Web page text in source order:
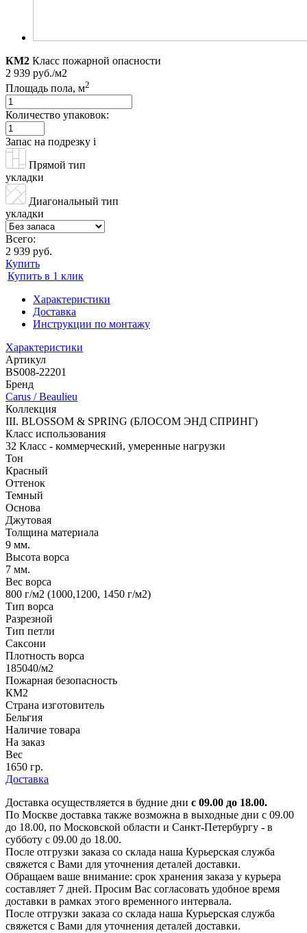
КМ2 Класс пожарной опасности
2 939 руб./м2
Площадь пола, м2
Количество упаковок:
Запас на подрезку i
Прямой тип
укладки
Диагональный тип
укладки
Всего:
2 939 руб.
Купить
Купить в 1 клик
Характеристики
Доставка
Инструкции по монтажу
Характеристики
Артикул
BS008-22201
Бренд
Carus / Beaulieu
Коллекция
III. BLOSSOM & SPRING (БЛОСОМ ЭНД СПРИНГ)
Класс использования
32 Класс - коммерческий, умеренные нагрузки
Тон
Красный
Оттенок
Темный
Основа
Джутовая
Толщина материала
9 мм.
Высота ворса
7 мм.
Вес ворса
800 г/м2 (1000,1200, 1450 г/м2)
Тип ворса
Разрезной
Тип петли
Саксони
Плотность ворса
185040/м2
Пожарная безопасность
КМ2
Страна изготовитель
Бельгия
Наличие товара
На заказ
Вес
1650 гр.
Доставка
Доставка осуществляется в будние дни с 09.00 до 18.00.
По Москве доставка также возможна в выходные дни с 09.00
до 18.00, по Московской области и Санкт-Петербургу - в
субботу с 09.00 до 18.00.
После отгрузки заказа со склада наша Курьерская служба
свяжется с Вами для уточнения деталей доставки.
Обращаем ваше внимание: срок хранения заказа у курьера
составляет 7 дней. Просим Вас согласовать удобное время
доставки в рамках этого временного интервала.
После отгрузки заказа со склада наша Курьерская служба
свяжется с Вами для уточнения деталей доставки.